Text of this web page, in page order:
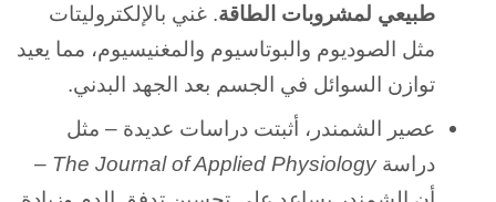
طبيعي لمشروبات الطاقة. غني بالإلكتروليتات
مثل الصوديوم والبوتاسيوم والمغنيسيوم، مما يعيد
توازن السوائل في الجسم بعد الجهد البدني.
عصير الشمندر، أثبتت دراسات عديدة – مثل
دراسةThe Journal of Applied Physiology
–